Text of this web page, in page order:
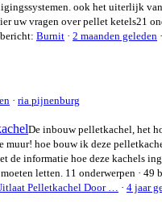
ook het uiterlijk
uw vragen over pellet ketels21
Burnit · 2 maanden geleden ·
· ria pijnenburg
De inbouw pelletkachel, het
muur! hoe bouw ik deze
de informatie hoe deze kachels
letten. 11 onderwerpen · 49
Pelletkachel Door … · 4 jaar